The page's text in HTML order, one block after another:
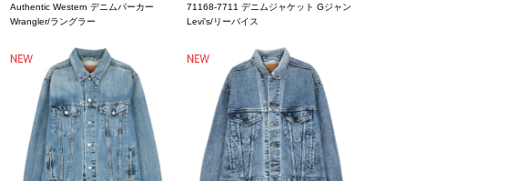
Authentic Western デニムパーカー
Wrangler/ラングラー
71168-7711 デニムジャケット Gジャン
Levi's/リーバイス